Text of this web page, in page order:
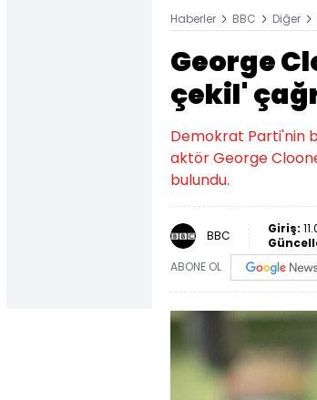
Haberler BBC Diğer
George
çekil'
Demokrat Parti'nin
aktör George
bulundu.
BBC Giriş:
ABONE OL